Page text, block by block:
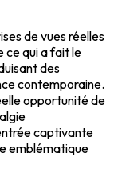
de vues réelles
ce qui a fait le
des
contemporaine.
opportunité de
captivante
emblématique